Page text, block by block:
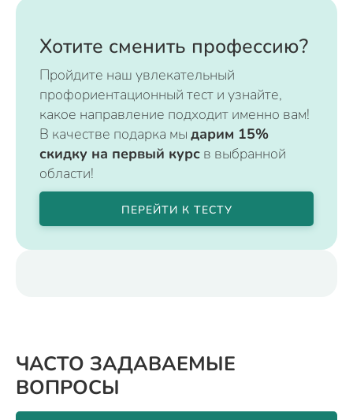
Хотите сменить профессию?
Пройдите наш увлекательный
профориентационный тест и узнайте,
какое направление подходит именно вам!
В качестве подарка мы дарим 15%
скидку на первый курс в выбранной
области!
ПЕРЕЙТИ К ТЕСТУ
ЧАСТО ЗАДАВАЕМЫЕ
ВОПРОСЫ